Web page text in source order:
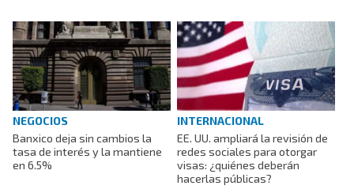
NEGOCIOS
Banxico deja sin cambios la
tasa de interés y la mantiene
en 6.5%
INTERNACIONAL
EE. UU. ampliará la revisión de
redes sociales para otorgar
visas: ¿quiénes deberán
hacerlas públicas?